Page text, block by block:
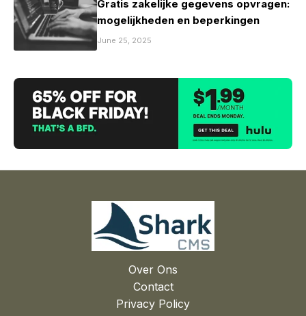
Gratis zakelijke gegevens opvragen:
mogelijkheden en beperkingen
June 25, 2025
Over Ons
Contact
Privacy Policy